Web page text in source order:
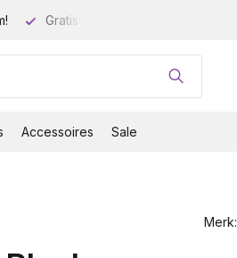
Gratis verzending vanaf 35 euro!
Accessoires Sale
Merk: